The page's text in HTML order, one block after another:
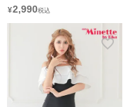
ドレス (せいせい着用/M~Lサイズ対
¥2,990